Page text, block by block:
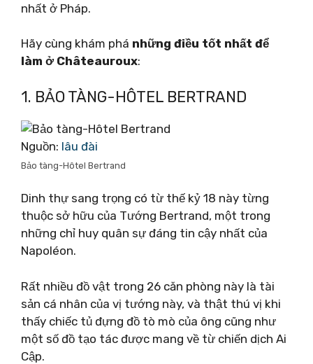
nhất ở Pháp.
Hãy cùng khám phá những điều tốt nhất để
làm ở Châteauroux:
1. BẢO TÀNG-HÔTEL BERTRAND
Nguồn: lâu đài
Bảo tàng-Hôtel Bertrand
Dinh thự sang trọng có từ thế kỷ 18 này từng
thuộc sở hữu của Tướng Bertrand, một trong
những chỉ huy quân sự đáng tin cậy nhất của
Napoléon.
Rất nhiều đồ vật trong 26 căn phòng này là tài
sản cá nhân của vị tướng này, và thật thú vị khi
thấy chiếc tủ đựng đồ tò mò của ông cũng như
một số đồ tạo tác được mang về từ chiến dịch Ai
Cập.